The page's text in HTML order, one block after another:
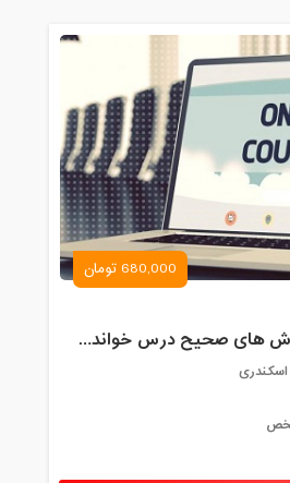
680,000 تومان
کارگاه آموزش روش های صحیح درس خواندن همراه با یادگیری بدون فراموشی